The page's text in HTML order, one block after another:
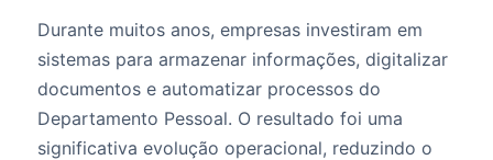
Durante muitos anos, empresas investiram em
sistemas para armazenar informações, digitalizar
documentos e automatizar processos do
Departamento Pessoal. O resultado foi uma
significativa evolução operacional, reduzindo o